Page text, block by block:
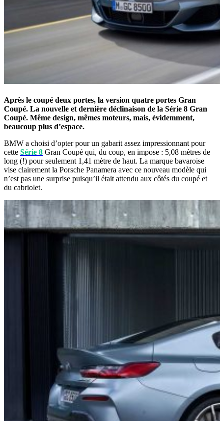
Après le coupé deux portes, la version quatre portes Gran
Coupé. La nouvelle et dernière déclinaison de la Série 8 Gran
Coupé. Même design, mêmes moteurs, mais, évidemment,
beaucoup plus d’espace.
BMW a choisi d’opter pour un gabarit assez impressionnant pour
cette Série 8 Gran Coupé qui, du coup, en impose : 5,08 mètres de
long (!) pour seulement 1,41 mètre de haut. La marque bavaroise
vise clairement la Porsche Panamera avec ce nouveau modèle qui
n’est pas une surprise puisqu’il était attendu aux côtés du coupé et
du cabriolet.